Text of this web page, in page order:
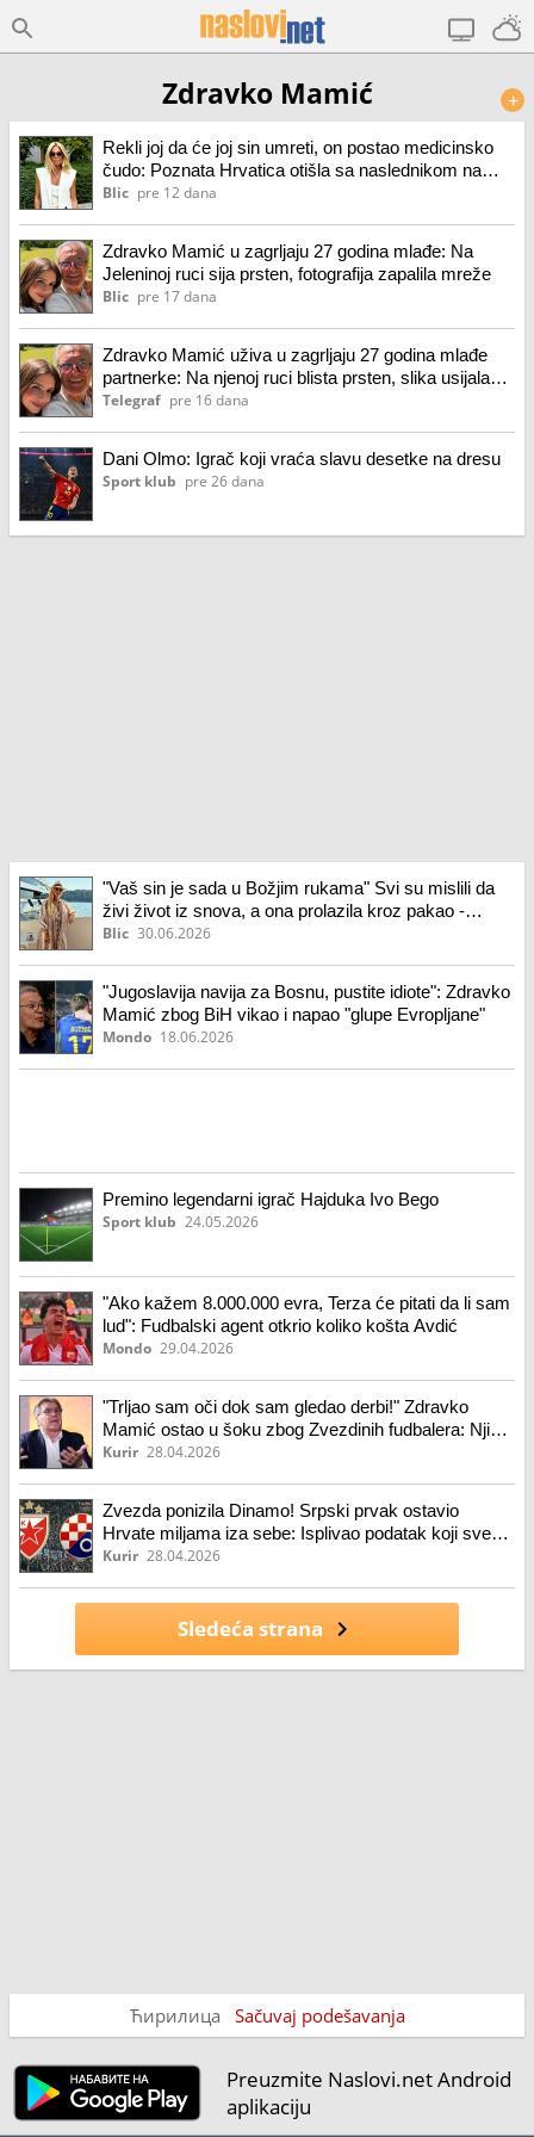
Zdravko Mamić +
Rekli joj da će joj sin umreti, on postao medicinsko
čudo: Poznata Hrvatica otišla sa naslednikom na
odmor, "Zahvalnost"
Blic pre 12 dana
Zdravko Mamić u zagrljaju 27 godina mlađe: Na
Jeleninoj ruci sija prsten, fotografija zapalila mreže
Blic pre 17 dana
Zdravko Mamić uživa u zagrljaju 27 godina mlađe
partnerke: Na njenoj ruci blista prsten, slika usijala
mreže
Telegraf pre 16 dana
Dani Olmo: Igrač koji vraća slavu desetke na dresu
Sport klub pre 26 dana
"Vaš sin je sada u Božjim rukama" Svi su mislili da
živi život iz snova, a ona prolazila kroz pakao -
Lekaru žestoko odgovorila: "Umirala sam od bola"
Blic 30.06.2026
"Jugoslavija navija za Bosnu, pustite idiote": Zdravko
Mamić zbog BiH vikao i napao "glupe Evropljane"
Mondo 18.06.2026
Premino legendarni igrač Hajduka Ivo Bego
Sport klub 24.05.2026
"Ako kažem 8.000.000 evra, Terza će pitati da li sam
lud": Fudbalski agent otkrio koliko košta Avdić
Mondo 29.04.2026
"Trljao sam oči dok sam gledao derbi!" Zdravko
Mamić ostao u šoku zbog Zvezdinih fudbalera: Njih
dvojica će doneti klubu 50 miliona evra!
Kurir 28.04.2026
Zvezda ponizila Dinamo! Srpski prvak ostavio
Hrvate miljama iza sebe: Isplivao podatak koji sve
govori
Kurir 28.04.2026
Sledeća strana
Ћирилица Sačuvaj podešavanja
Preuzmite Naslovi.net Android
aplikaciju